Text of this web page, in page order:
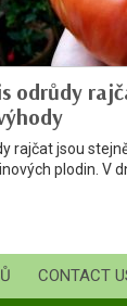
odrůdy
rajčat jsou
plodin. V
CONTACT